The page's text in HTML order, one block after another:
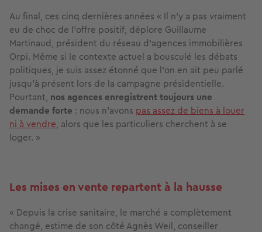
Au final, ces cinq dernières années « Il n’y a pas vraiment
eu de choc de l’offre positif, déplore Guillaume
Martinaud, président du réseau d’agences immobilières
Orpi. Même si le contexte actuel a bousculé les débats
politiques, je suis assez étonné que l’on en ait peu parlé
jusqu’à présent lors de la campagne présidentielle.
Pourtant, nos agences enregistrent toujours une
demande forte : nous n’avons pas assez de biens à louer
ni à vendre, alors que les particuliers cherchent à se
loger. »
Les mises en vente repartent à la hausse
« Depuis la crise sanitaire, le marché a complètement
changé, estime de son côté Agnès Weil, conseiller